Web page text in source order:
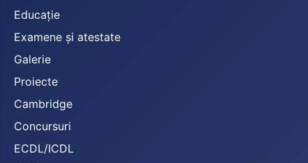
Educație
Examene și atestate
Galerie
Proiecte
Cambridge
Concursuri
ECDL/ICDL